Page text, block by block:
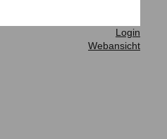
Login
Webansicht